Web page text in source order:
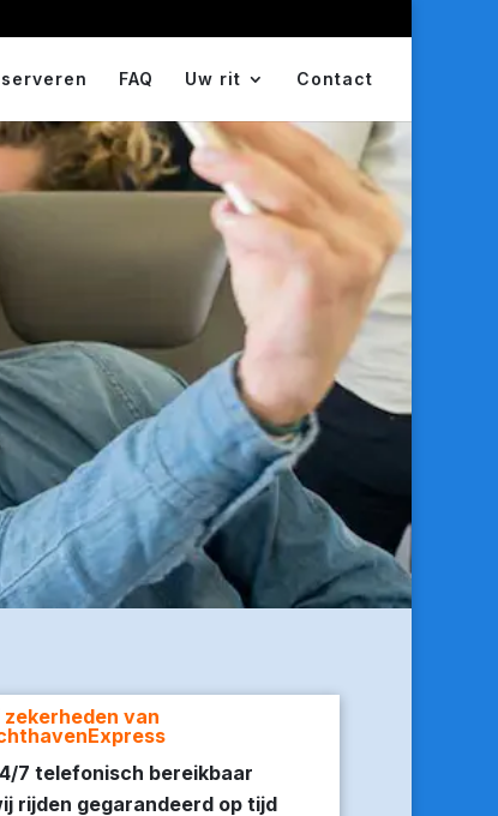
FAQ Uw rit Contact
van
7 telefonisch bereikbaar
rijden gegarandeerd op tijd